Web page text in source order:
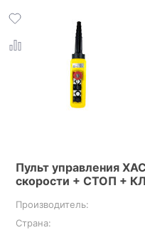
Пульт управления
скорости + СТОП +
Производитель:
Страна: